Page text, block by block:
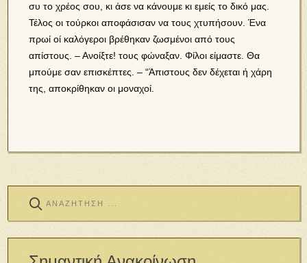
συ το χρέος σου, κι άσε να κάνουμε κι εμείς το δικό μας.
Τέλος οι τούρκοι αποφάσισαν να τους χτυπήσουν. Ένα
πρωί οί καλόγεροι βρέθηκαν ζωσμένοι από τους
απίστους. – Ανοίξτε! τους φώναξαν. Φίλοι είμαστε. Θα
μπούμε σαν επισκέπτες. – “Άπιστους δεν δέχεται ή χάρη
της, αποκρίθηκαν οι μοναχοί.